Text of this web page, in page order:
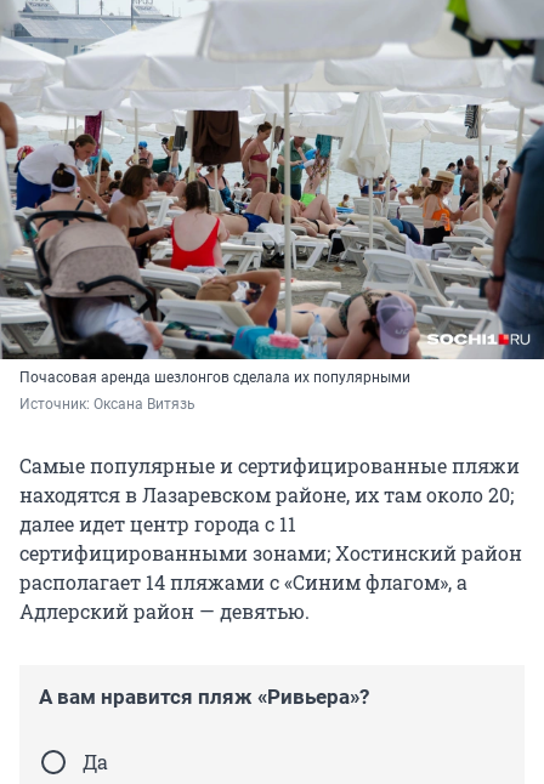
Почасовая аренда шезлонгов сделала их популярными
Источник: Оксана Витязь
Самые популярные и сертифицированные пляжи
находятся в Лазаревском районе, их там около 20;
далее идет центр города с 11
сертифицированными зонами; Хостинский район
располагает 14 пляжами с «Синим флагом», а
Адлерский район — девятью.
А вам нравится пляж «Ривьера»?
Да